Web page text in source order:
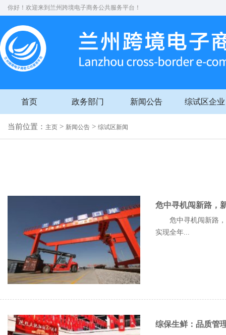
你好！欢迎来到兰州跨境电子商务公共服务平台！
首页 政务部门 新闻公告 综试区企业
当前位置： 主页 > 新闻公告 > 综试区新闻
危中寻机闯新路，
危中寻机闯新路
实现全年...
综保生鲜：品质管